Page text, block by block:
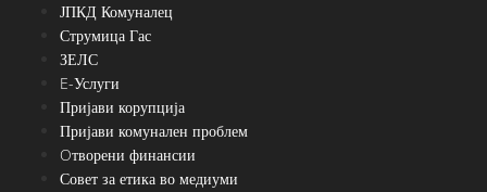
ЈПКД Комуналец
Струмица Гас
ЗЕЛС
E-Услуги
Пријави корупција
Пријави комунален проблем
Oтворени финансии
Совет за етика во медиуми